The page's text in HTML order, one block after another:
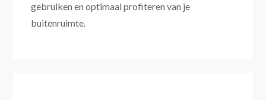
gebruiken en optimaal profiteren van je
buitenruimte.